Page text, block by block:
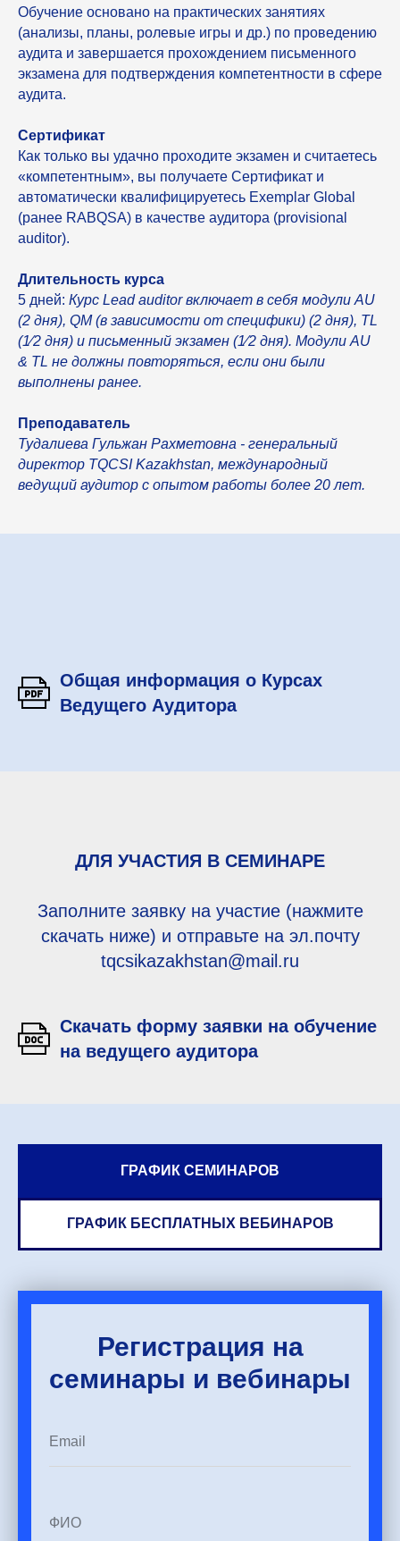
Обучение основано на практических занятиях
(анализы, планы, ролевые игры и др.) по проведению
аудита и завершается прохождением письменного
экзамена для подтверждения компетентности в сфере
аудита.
Сертификат
Как только вы удачно проходите экзамен и считаетесь
«компетентным», вы получаете Сертификат и
автоматически квалифицируетесь Exemplar Global
(ранее RABQSA) в качестве аудитора (provisional
auditor).
Длительность курса
5 дней: Курс Lead auditor включает в себя модули AU
(2 дня), QM (в зависимости от специфики) (2 дня), TL
(1⁄2 дня) и письменный экзамен (1⁄2 дня). Модули AU
& TL не должны повторяться, если они были
выполнены ранее.
Преподаватель
Тудалиева Гульжан Рахметовна - генеральный
директор TQCSI Kazakhstan, международный
ведущий аудитор с опытом работы более 20 лет.
Общая информация о Курсах
Ведущего Аудитора
ДЛЯ УЧАСТИЯ В СЕМИНАРЕ
Заполните заявку на участие (нажмите
скачать ниже) и отправьте на эл.почту
tqcsikazakhstan@mail.ru
Скачать форму заявки на обучение
на ведущего аудитора
ГРАФИК СЕМИНАРОВ
ГРАФИК БЕСПЛАТНЫХ ВЕБИНАРОВ
Регистрация на
семинары и вебинары